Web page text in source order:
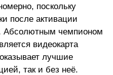
поскольку
после активации
Абсолютным чемпионом
видеокарта
лучшие
так и без неё.